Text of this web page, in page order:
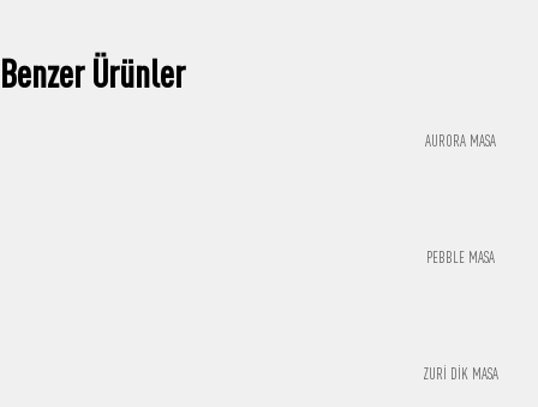
Benzer Ürünler
AURORA MASA
PEBBLE MASA
ZURİ DİK MASA